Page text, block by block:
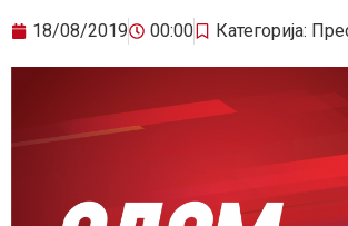
18/08/2019 00:00 Категорија: